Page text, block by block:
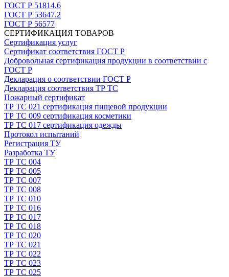
ГОСТ Р 51814.6
ГОСТ Р 53647.2
ГОСТ Р 56577
СЕРТИФИКАЦИЯ ТОВАРОВ
Сертификация услуг
Сертификат соответствия ГОСТ Р
Добровольная сертификация продукции в соответствии с
ГОСТ Р
Декларация о соответствии ГОСТ Р
Декларация соответствия ТР ТС
Пожарный сертификат
ТР ТС 021 сертификация пищевой продукции
ТР ТС 009 сертификация косметики
ТР ТС 017 сертификация одежды
Протокол испытаний
Регистрация ТУ
Разработка ТУ
ТР ТС 004
ТР ТС 005
ТР ТС 007
ТР ТС 008
ТР ТС 010
ТР ТС 016
ТР ТС 017
ТР ТС 018
ТР ТС 020
ТР ТС 021
ТР ТС 022
ТР ТС 023
ТР ТС 025